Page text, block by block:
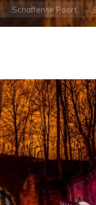
HomeSchaffense Poort